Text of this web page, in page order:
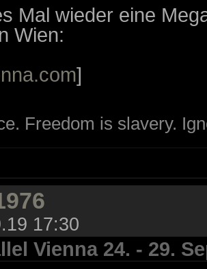
Mal wieder eine
Wien:
]
Freedom is slavery.
17:30
Vienna 24. - 29.